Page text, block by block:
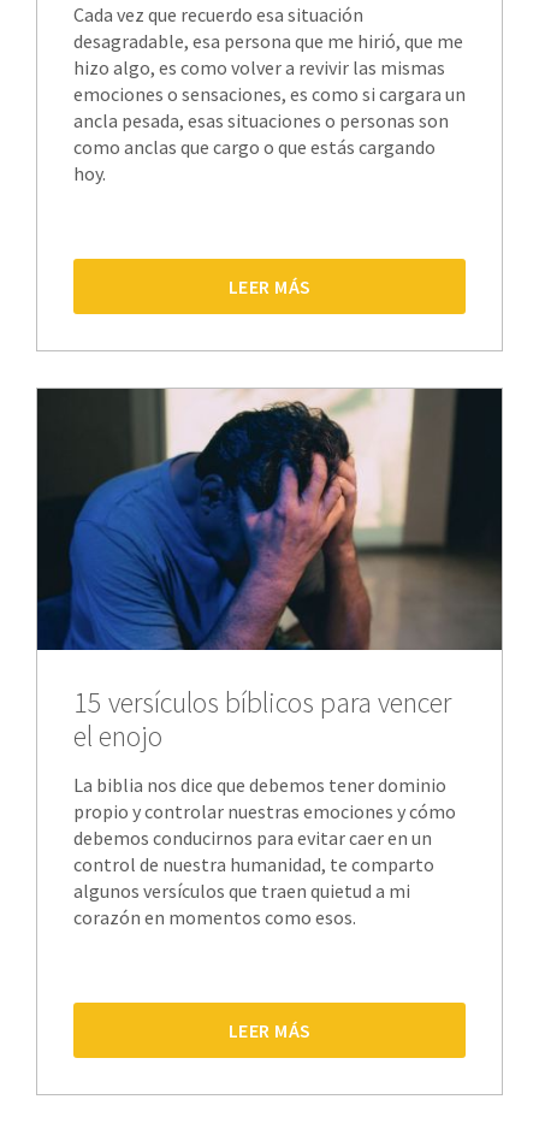
Cada vez que recuerdo esa situación
desagradable, esa persona que me hirió, que me
hizo algo, es como volver a revivir las mismas
emociones o sensaciones, es como si cargara un
ancla pesada, esas situaciones o personas son
como anclas que cargo o que estás cargando
hoy.
LEER MÁS
15 versículos bíblicos para vencer
el enojo
La biblia nos dice que debemos tener dominio
propio y controlar nuestras emociones y cómo
debemos conducirnos para evitar caer en un
control de nuestra humanidad, te comparto
algunos versículos que traen quietud a mi
corazón en momentos como esos.
LEER MÁS